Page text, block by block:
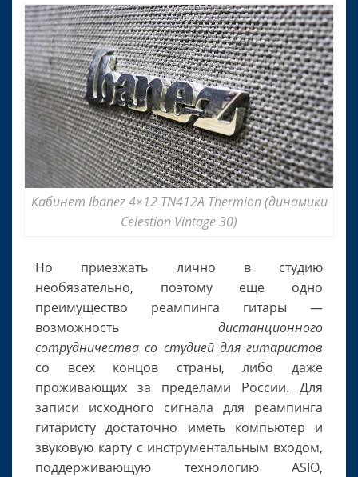
Кабинет Ibanez 4×12 TN412A Thermion (динамики
Celestion Vintage 30)
Но приезжать лично в студию
необязательно, поэтому еще одно
преимущество реампинга гитары —
возможность дистанционного
сотрудничества со студией для гитаристов
со всех концов страны, либо даже
проживающих за пределами России. Для
записи исходного сигнала для реампинга
гитаристу достаточно иметь компьютер и
звуковую карту с инструментальным входом,
поддерживающую технологию ASIO,